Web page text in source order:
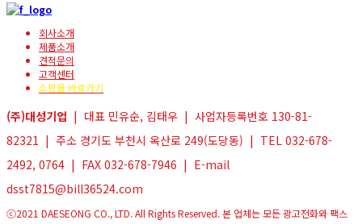
회사소개
제품소개
견적문의
고객센터
쇼핑몰 바로가기
(주)대성기업 | 대표 민유순, 김태우 | 사업자등록번호 130-81-
82321 | 주소 경기도 부천시 옥산로 249(도당동) | TEL 032-678-
2492, 0764 | FAX 032-678-7946 | E-mail
dsst7815@bill36524.com
ⓒ2021 DAESEONG CO., LTD. All Rights Reserved. 본 업체는 모든 광고전화와 팩스